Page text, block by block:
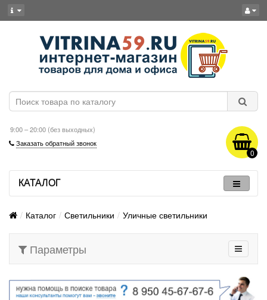
9:00 – 20:00 (без выходных)
Заказать обратный звонок
0
КАТАЛОГ
Каталог Светильники Уличные светильники
Параметры